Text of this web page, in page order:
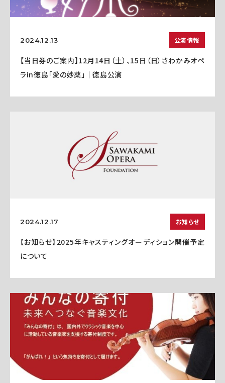
2024.12.13 公演情報
【当日券のご案内】12月14日（土）、15日（日）さわかみオペ
ラin徳島「愛の妙薬」｜徳島公演
2024.12.17 お知らせ
【お知らせ】2025年キャスティングオーディション開催予定
について